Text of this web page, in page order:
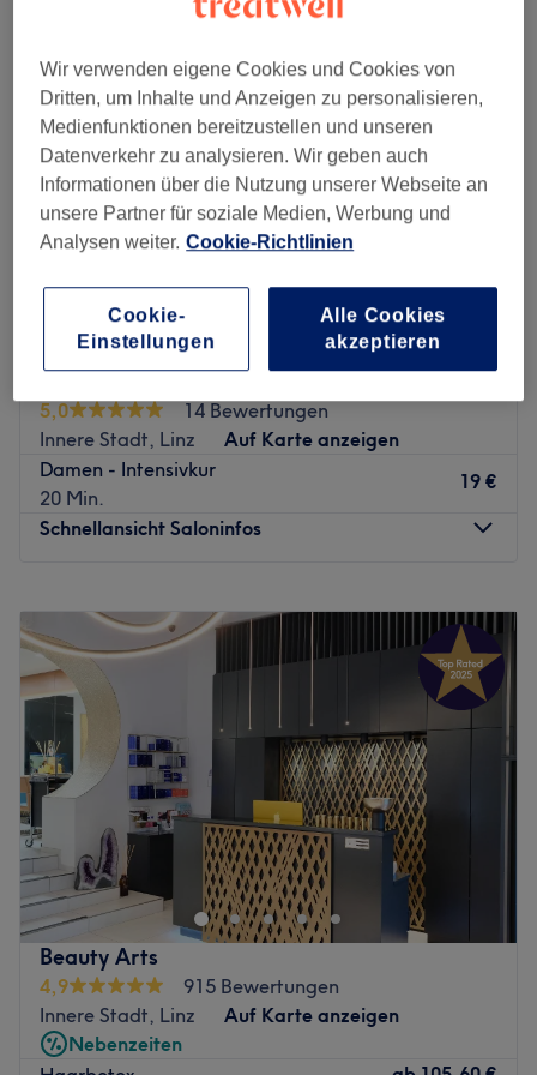
damen - haarkuren & pflege in der Nähe von Innere Stadt, Linz
Studio 24 - Damenfriseur
5,0
14 Bewertungen
Innere Stadt, Linz
Auf Karte anzeigen
Damen - Intensivkur
20 Min.
19 €
Schnellansicht Saloninfos
Dienstag
20:00
Mittwoch
09:00 –18:00
Donnerstag
–18:00
Freitag
18:00
Samstag
09:00–16:00
Sonntag
Geschlossen
Nächste öffentliche Verkehrsmittel:
Nur zwei Gehminuten entfernt des Salons liegt die
Bushaltestelle Linz/Donau Humboldtstraße.
Das Team:
Was uns an dem Salon gefällt:
Atmosphäre: nett, neu, modern
Expertise: Balayage, Air Touch
Extras: Kostenfreie Getränke und WLAN, kostenpflichtige
Beauty Arts
4,9
915 Bewertungen
Innere Stadt, Linz
Auf Karte anzeigen
Nebenzeiten
Wir verwenden eigene Cookies und Cookies von
Dritten, um Inhalte und Anzeigen zu personalisieren,
Medienfunktionen bereitzustellen und unseren
Datenverkehr zu analysieren. Wir geben auch
Informationen über die Nutzung unserer Webseite an
unsere Partner für soziale Medien, Werbung und
Analysen weiter. Cookie-Richtlinien
Alle Cookies
akzeptieren
Cookie-
Einstellungen